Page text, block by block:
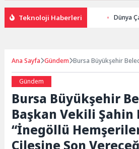
Teknoloji Haberleri Dünya
Ana Sayfa Gündem Bursa Büyükşehir
Gündem
Bursa Büyükşehir
Başkan Vekili Şahin
“İnegöllü
Çilesine Son